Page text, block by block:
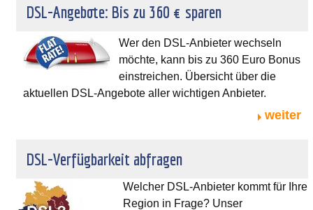
DSL-Angebote: Bis zu 360 € sparen
Wer den DSL-Anbieter wechseln
möchte, kann bis zu 360 Euro Bonus
einstreichen. Übersicht über die
aktuellen DSL-Angebote aller wichtigen Anbieter.
weiter
DSL-Verfügbarkeit abfragen
Welcher DSL-Anbieter kommt für Ihre
Region in Frage? Unser